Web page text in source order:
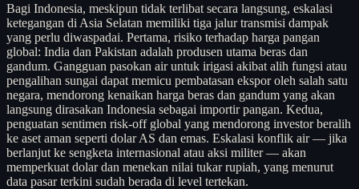
Bagi Indonesia, meskipun tidak terlibat secara langsung, eskalasi
ketegangan di Asia Selatan memiliki tiga jalur transmisi dampak
yang perlu diwaspadai. Pertama, risiko terhadap harga pangan
global: India dan Pakistan adalah produsen utama beras dan
gandum. Gangguan pasokan air untuk irigasi akibat alih fungsi atau
pengalihan sungai dapat memicu pembatasan ekspor oleh salah satu
negara, mendorong kenaikan harga beras dan gandum yang akan
langsung dirasakan Indonesia sebagai importir pangan. Kedua,
penguatan sentimen risk-off global yang mendorong investor beralih
ke aset aman seperti dolar AS dan emas. Eskalasi konflik air — jika
berlanjut ke sengketa internasional atau aksi militer — akan
memperkuat dolar dan menekan nilai tukar rupiah, yang menurut
data pasar terkini sudah berada di level tertekan.